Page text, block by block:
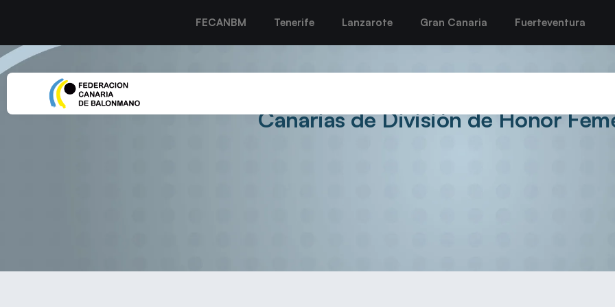
FECANBM Tenerife Lanzarote Gran Canaria Fuerteventura
El Zonzamas Plus Car Lanzarote se proclama
Canarias de División de Honor